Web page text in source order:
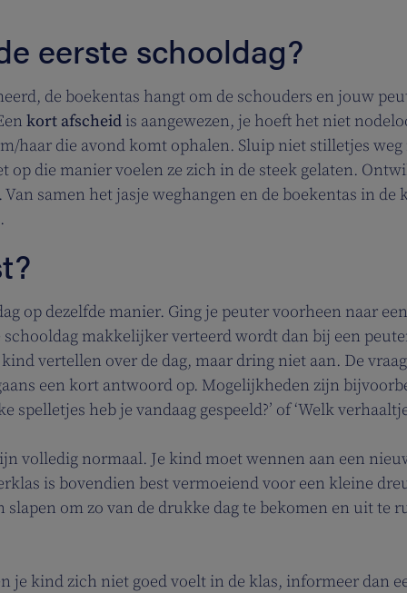
eerste schooldag?
de boekentas hangt om de schouders en jouw
kort afscheid is aangewezen, je hoeft het niet
haar die avond komt ophalen. Sluip niet stilletjes weg
die manier voelen ze zich in de steek gelaten.
samen het jasje weghangen en de boekentas in de
op dezelfde manier. Ging je peuter voorheen naar een
schooldag makkelijker verteerd wordt dan bij een
vertellen over de dag, maar dring niet aan. De vraag
een kort antwoord op. Mogelijkheden zijn
spelletjes heb je vandaag gespeeld?’ of ‘Welk
volledig normaal. Je kind moet wennen aan een
is bovendien best vermoeiend voor een kleine
om zo van de drukke dag te bekomen en uit te
je kind zich niet goed voelt in de klas, informeer dan